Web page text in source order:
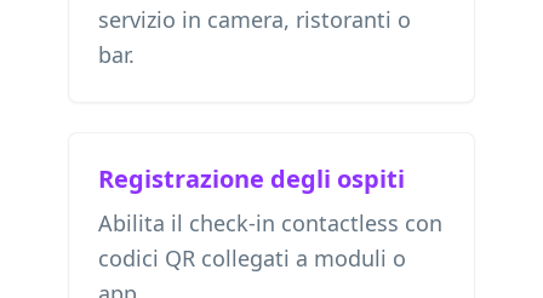
servizio in camera, ristoranti o
bar.
Registrazione degli ospiti
Abilita il check-in contactless con
codici QR collegati a moduli o